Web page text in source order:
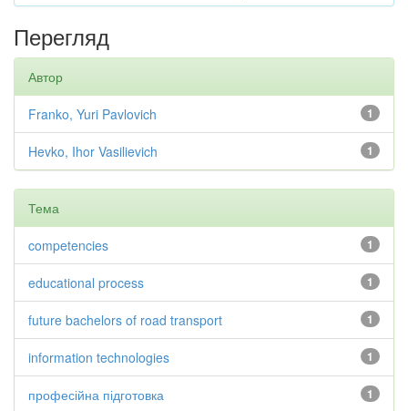
Перегляд
Автор
1
Franko, Yuri Pavlovich
1
Hevko, Ihor Vasilievich
Тема
1
competencies
1
educational process
1
future bachelors of road transport
1
information technologies
1
професійна підготовка